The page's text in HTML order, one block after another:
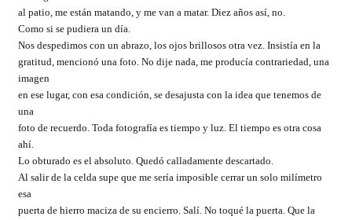
al patio, me están matando, y me van a matar. Diez años así, no.
Como si se pudiera un día.
Nos despedimos con un abrazo, los ojos brillosos otra vez. Insistía en la
gratitud, mencionó una foto. No dije nada, me producía contrariedad, una
imagen
en ese lugar, con esa condición, se desajusta con la idea que tenemos de
una
foto de recuerdo. Toda fotografía es tiempo y luz. El tiempo es otra cosa
ahí.
Lo obturado es el absoluto. Quedó calladamente descartado.
Al salir de la celda supe que me sería imposible cerrar un solo milímetro
esa
puerta de hierro maciza de su encierro. Salí. No toqué la puerta. Que la